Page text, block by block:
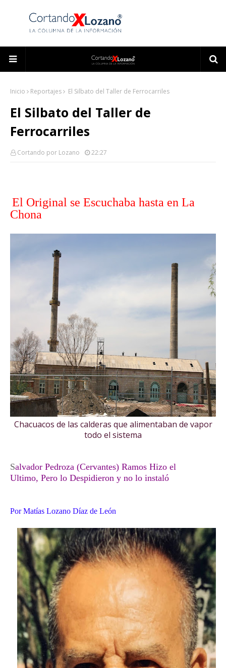
Inicio Reportajes El Silbato del Taller de Ferrocarriles
El Silbato del Taller de
Ferrocarriles
Cortando por Lozano 22:27
El Original se Escuchaba hasta en La
Chona
Chacuacos de las calderas que alimentaban de vapor
todo el sistema
Salvador Pedroza (Cervantes) Ramos Hizo el
Ultimo, Pero lo Despidieron y no lo instaló
Por Matías Lozano Díaz de León